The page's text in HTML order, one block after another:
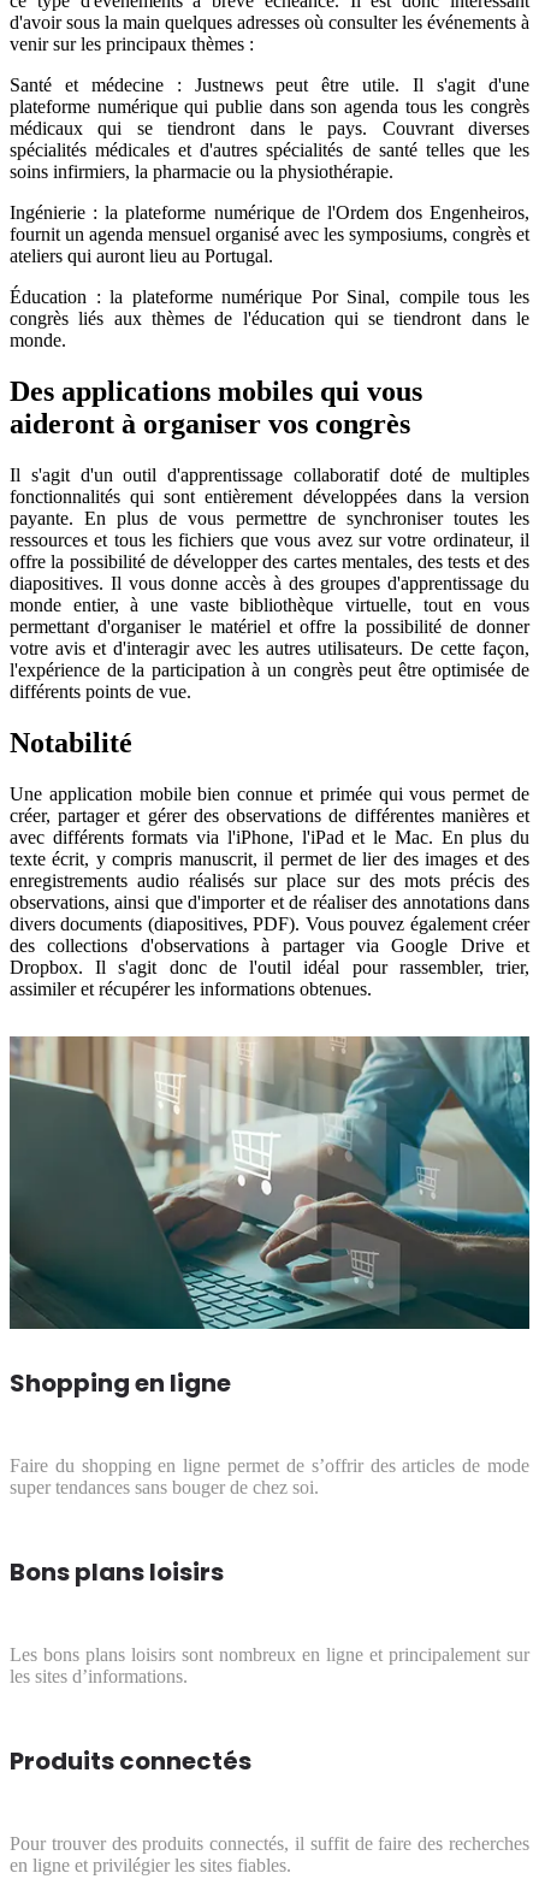
d'avoir sous la main quelques adresses où consulter les événements à
venir sur les principaux thèmes :
Santé et médecine : Justnews peut être utile. Il s'agit d'une
plateforme numérique qui publie dans son agenda tous les congrès
médicaux qui se tiendront dans le pays. Couvrant diverses
spécialités médicales et d'autres spécialités de santé telles que les
soins infirmiers, la pharmacie ou la physiothérapie.
Ingénierie : la plateforme numérique de l'Ordem dos Engenheiros,
fournit un agenda mensuel organisé avec les symposiums, congrès et
ateliers qui auront lieu au Portugal.
Éducation : la plateforme numérique Por Sinal, compile tous les
congrès liés aux thèmes de l'éducation qui se tiendront dans le
monde.
Des applications mobiles qui vous
aideront à organiser vos congrès
Il s'agit d'un outil d'apprentissage collaboratif doté de multiples
fonctionnalités qui sont entièrement développées dans la version
payante. En plus de vous permettre de synchroniser toutes les
ressources et tous les fichiers que vous avez sur votre ordinateur, il
offre la possibilité de développer des cartes mentales, des tests et des
diapositives. Il vous donne accès à des groupes d'apprentissage du
monde entier, à une vaste bibliothèque virtuelle, tout en vous
permettant d'organiser le matériel et offre la possibilité de donner
votre avis et d'interagir avec les autres utilisateurs. De cette façon,
l'expérience de la participation à un congrès peut être optimisée de
différents points de vue.
Notabilité
Une application mobile bien connue et primée qui vous permet de
créer, partager et gérer des observations de différentes manières et
avec différents formats via l'iPhone, l'iPad et le Mac. En plus du
texte écrit, y compris manuscrit, il permet de lier des images et des
enregistrements audio réalisés sur place sur des mots précis des
observations, ainsi que d'importer et de réaliser des annotations dans
divers documents (diapositives, PDF). Vous pouvez également créer
des collections d'observations à partager via Google Drive et
Dropbox. Il s'agit donc de l'outil idéal pour rassembler, trier,
assimiler et récupérer les informations obtenues.
Shopping en ligne
Faire du shopping en ligne permet de s’offrir des articles de mode
super tendances sans bouger de chez soi.
Bons plans loisirs
Les bons plans loisirs sont nombreux en ligne et principalement sur
les sites d’informations.
Produits connectés
Pour trouver des produits connectés, il suffit de faire des recherches
en ligne et privilégier les sites fiables.